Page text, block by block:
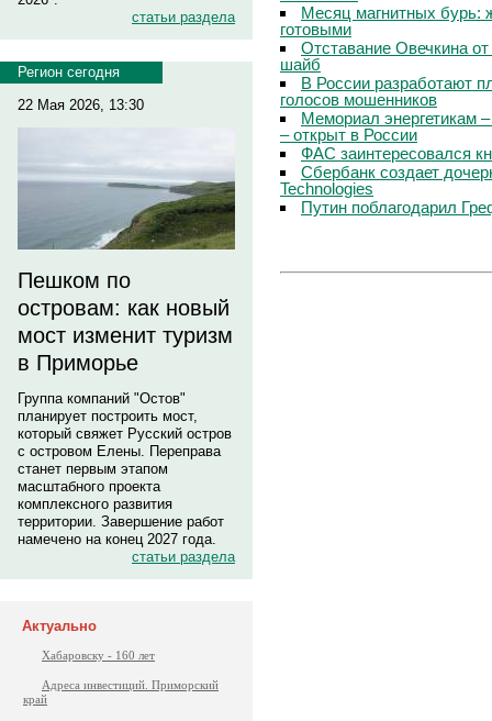
статьи раздела
Регион сегодня
22 Мая 2026, 13:30
Пешком по
островам: как новый
мост изменит туризм
в Приморье
Группа компаний "Остов"
планирует построить мост,
который свяжет Русский остров
с островом Елены. Переправа
станет первым этапом
масштабного проекта
комплексного развития
территории. Завершение работ
намечено на конец 2027 года.
статьи раздела
Актуально
Хабаровску - 160 лет
Адреса инвестиций. Приморский
край
Месяц магнитных бурь:
готовыми
Отставание Овечкина
шайб
В России разработают
голосов мошенников
Мемориал энергетикам
– открыт в России
ФАС заинтересовался
Сбербанк создает
Technologies
Путин поблагодарил